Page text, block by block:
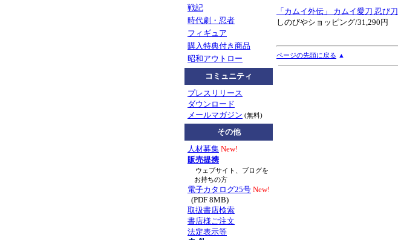
戦記
時代劇・忍者
フィギュア
購入特典付き商品
昭和アウトロー
コミュニティ
プレスリリース
ダウンロード
メールマガジン (無料)
その他
人材募集 New!
販売提携
ウェブサイト、ブログを
お持ちの方
電子カタログ25号 New!
(PDF 8MB)
取扱書店検索
書店様ご注文
法定表示等
「カムイ外伝」 カムイ愛刀 忍び刀
しのびやショッピング/31,290円
ページの先頭に戻る ▲